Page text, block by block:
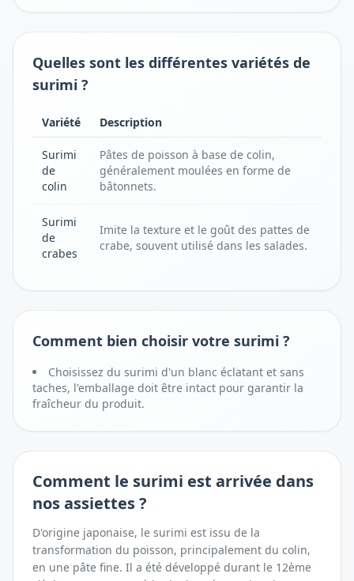
Quelles sont les différentes variétés de
surimi ?
Variété Description
Surimi
de
colin
Pâtes de poisson à base de colin,
généralement moulées en forme de
bâtonnets.
Surimi
de
crabes
Imite la texture et le goût des pattes de
crabe, souvent utilisé dans les salades.
Comment bien choisir votre surimi ?
Choisissez du surimi d'un blanc éclatant et sans
taches, l'emballage doit être intact pour garantir la
fraîcheur du produit.
Comment le surimi est arrivée dans
nos assiettes ?
D'origine japonaise, le surimi est issu de la
transformation du poisson, principalement du colin,
en une pâte fine. Il a été développé durant le 12ème